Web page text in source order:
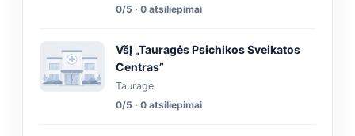
0/5 · 0 atsiliepimai
VšĮ „Tauragės Psichikos Sveikatos
Centras”
Tauragė
0/5 · 0 atsiliepimai